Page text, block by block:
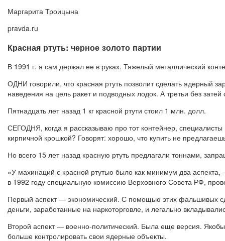
Маргарита Троицына
pravda.ru
Красная ртуть: черное золото партии
В 1991 г. я сам держал ее в руках. Тяжелый металлический
ОДНИ говорили, что красная ртуть позволит сделать ядерный
наведения на цель ракет и подводных лодок. А третьи без
Пятнадцать лет назад 1 кг красной ртути стоил 1 млн. долл.
СЕГОДНЯ, когда я рассказываю про тот контейнер,
кирпичной крошкой? Говорят: хорошо, что купить не
Но всего 15 лет назад красную ртуть предлагали тоннами,
«У махинаций с красной ртутью было как минимум два
в 1992 году специальную комиссию Верховного Совета РФ,
Первый аспект — экономический. С помощью этих фальшивых
деньги, заработанные на наркоторговле, и легально
Второй аспект — военно-политический. Была еще версия.
больше контролировать свои ядерные объекты.